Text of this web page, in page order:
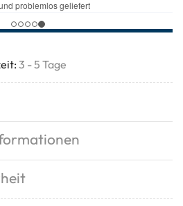
3 - 5 Tage